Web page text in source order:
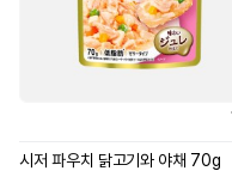
시저 파우치 닭고기와 야채 70g